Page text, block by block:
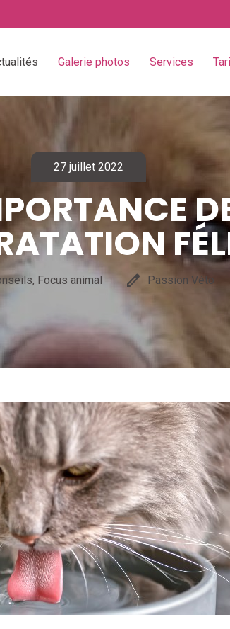
Galerie photos Services
27 juillet 2022
Focus animal edit Passion Véto